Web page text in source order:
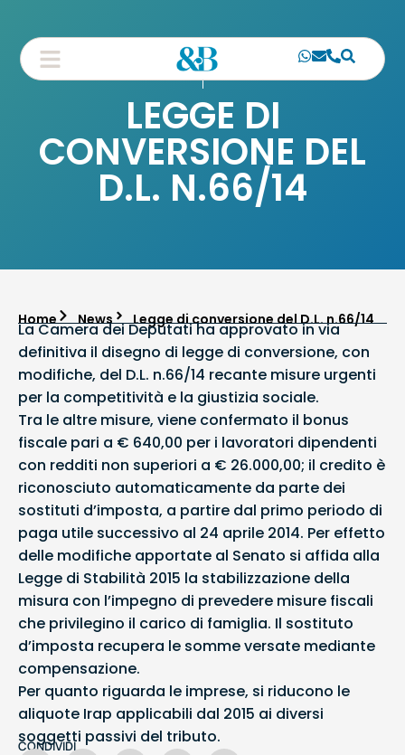
LEGGE DI
CONVERSIONE DEL
D.L. N.66/14
Home News Legge di conversione del D.L. n.66/14
La Camera dei Deputati ha approvato in via
definitiva il disegno di legge di conversione, con
modifiche, del D.L. n.66/14 recante misure urgenti
per la competitività e la giustizia sociale.
Tra le altre misure, viene confermato il bonus
fiscale pari a € 640,00 per i lavoratori dipendenti
con redditi non superiori a € 26.000,00; il credito è
riconosciuto automaticamente da parte dei
sostituti d’imposta, a partire dal primo periodo di
paga utile successivo al 24 aprile 2014. Per effetto
delle modifiche apportate al Senato si affida alla
Legge di Stabilità 2015 la stabilizzazione della
misura con l’impegno di prevedere misure fiscali
che privilegino il carico di famiglia. Il sostituto
d’imposta recupera le somme versate mediante
compensazione.
Per quanto riguarda le imprese, si riducono le
aliquote Irap applicabili dal 2015 ai diversi
soggetti passivi del tributo.
CONDIVIDI